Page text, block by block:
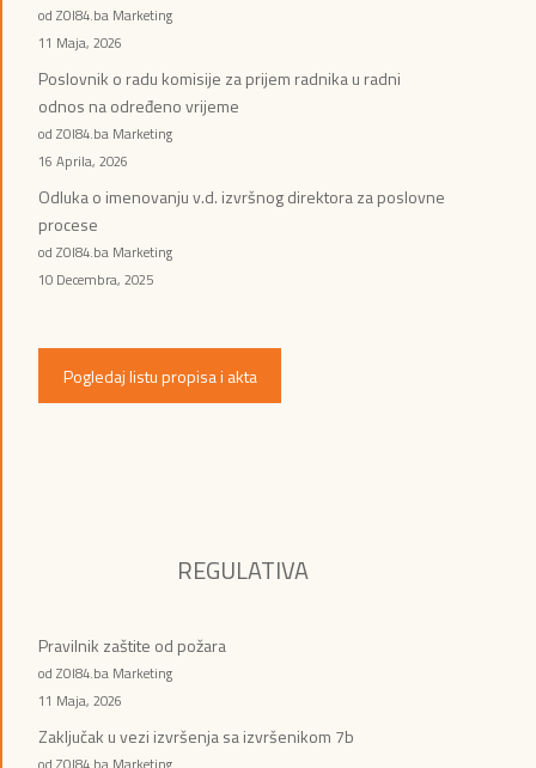
od ZOI84.ba Marketing
11 Maja, 2026
Poslovnik o radu komisije za prijem radnika u radni
odnos na određeno vrijeme
od ZOI84.ba Marketing
16 Aprila, 2026
Odluka o imenovanju v.d. izvršnog direktora za poslovne
procese
od ZOI84.ba Marketing
10 Decembra, 2025
Pogledaj listu propisa i akta
REGULATIVA
Pravilnik zaštite od požara
od ZOI84.ba Marketing
11 Maja, 2026
Zaključak u vezi izvršenja sa izvršenikom 7b
od ZOI84.ba Marketing